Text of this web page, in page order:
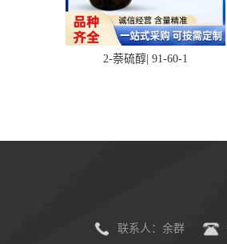
2-萘硫醇| 91-60-1
联系人：余群